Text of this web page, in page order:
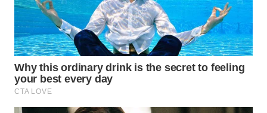
WN
MAJALENGKA
WN
SUBANG
WN
SUKABUMI